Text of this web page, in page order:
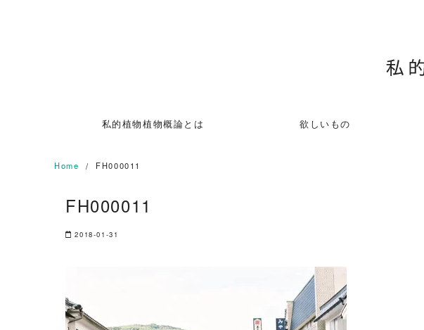
私的植物植物概論とは 欲しいもの
Home FH000011
FH000011
2018-01-31